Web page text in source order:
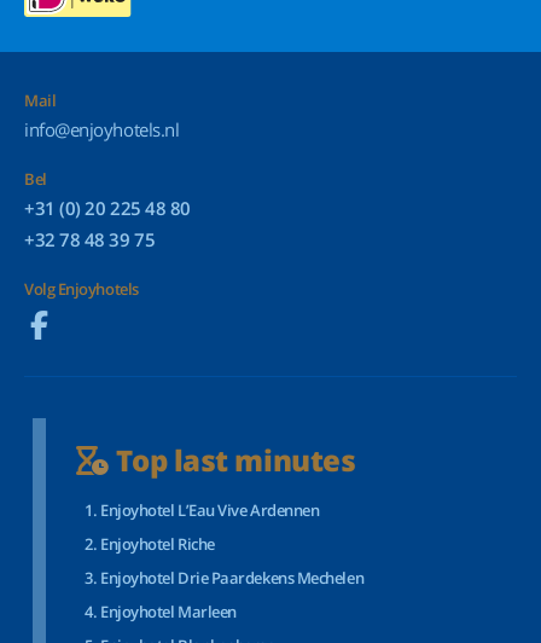
Mail
info@enjoyhotels.nl
Bel
+31 (0) 20 225 48 80
+32 78 48 39 75
Volg Enjoyhotels
Top last minutes
Enjoyhotel L’Eau Vive Ardennen
Enjoyhotel Riche
Enjoyhotel Drie Paardekens Mechelen
Enjoyhotel Marleen